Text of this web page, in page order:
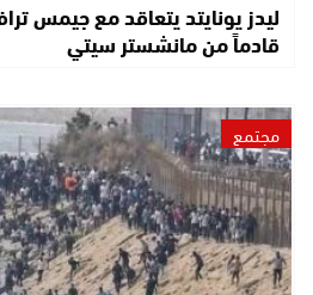
ليدز يونايتد يتعاقد مع جيمس
قادماً من مانشستر سيتي
مجتمع